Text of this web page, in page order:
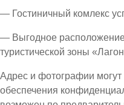
— Гостиничный комлекс
— Выгодное
туристической зоны
Адрес и фотографии
обеспечения